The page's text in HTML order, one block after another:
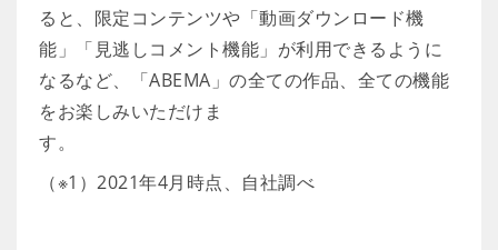
ると、限定コンテンツや「動画ダウンロード機
能」「見逃しコメント機能」が利用できるように
なるなど、「ABEMA」の全ての作品、全ての機能
をお楽しみいただけま
す。
（※1）2021年4月時点、自社調べ